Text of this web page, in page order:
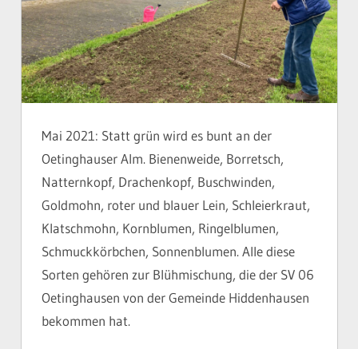
Mai 2021: Statt grün wird es bunt an der
Oetinghauser Alm. Bienenweide, Borretsch,
Natternkopf, Drachenkopf, Buschwinden,
Goldmohn, roter und blauer Lein, Schleierkraut,
Klatschmohn, Kornblumen, Ringelblumen,
Schmuckkörbchen, Sonnenblumen. Alle diese
Sorten gehören zur Blühmischung, die der SV 06
Oetinghausen von der Gemeinde Hiddenhausen
bekommen hat.